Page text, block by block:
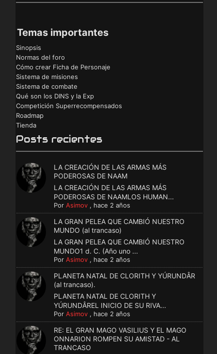
Temas importantes
Sinopsis
Normas del foro
Cómo crear Ficha de Personaje
Sistema de misiones
Sistema de combate
Qué son los DINS y la Exp
Competición Superrecompensados
Roadmap
Tienda
Posts recientes
LA CREACIÓN DE LAS ARMAS MÁS
PODEROSAS DE NAAM
LA CREACIÓN DE LAS ARMAS MÁS
PODEROSAS DE NAAMLOS HUMAN...
Por Asimov, hace 2 años
LA GRAN PELEA QUE CAMBIÓ NUESTRO
MUNDO (al trancaso)
LA GRAN PELEA QUE CAMBIÓ NUESTRO
MUNDO1 d. C. (Año uno ...
Por Asimov, hace 2 años
PLANETA NATAL DE CLORITH Y YÚRUNDÂR
(al trancaso).
PLANETA NATAL DE CLORITH Y
YÚRUNDÂREL INICIO DE SU RIVA...
Por Asimov, hace 2 años
RE: EL GRAN MAGO VASILIUS Y EL MAGO
ONNARION ROMPEN SU AMISTAD - AL
TRANCASO